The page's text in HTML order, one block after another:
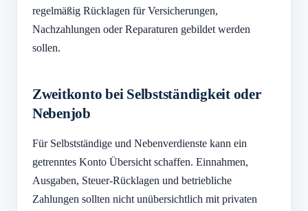
regelmäßig Rücklagen für Versicherungen,
Nachzahlungen oder Reparaturen gebildet werden
sollen.
Zweitkonto bei Selbstständigkeit oder
Nebenjob
Für Selbstständige und Nebenverdienste kann ein
getrenntes Konto Übersicht schaffen. Einnahmen,
Ausgaben, Steuer-Rücklagen und betriebliche
Zahlungen sollten nicht unübersichtlich mit privaten